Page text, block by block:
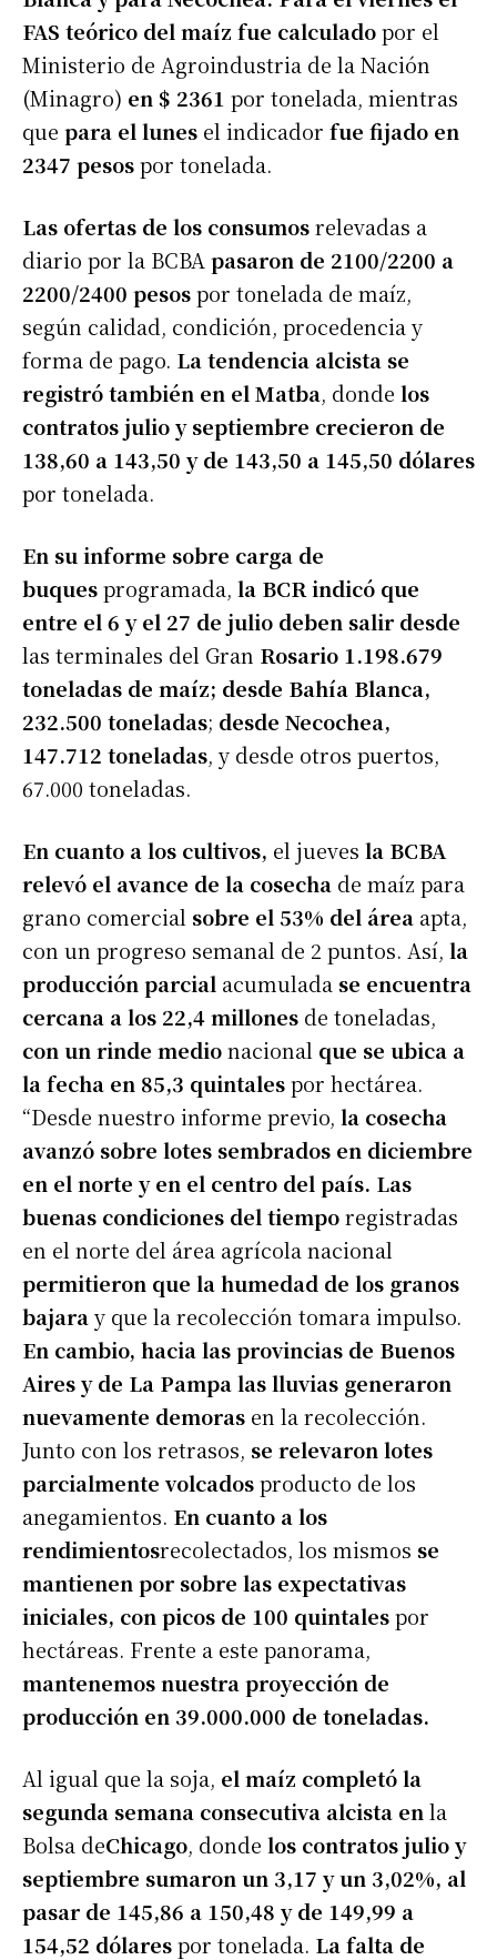
FAS teórico del maíz fue calculadopor el
Ministerio de Agroindustria de la Nación
(Minagro) en $ 2361 por tonelada, mientras
que para el lunes el indicador fue fijado en
2347 pesospor tonelada.
Las ofertas de los consumosrelevadas a
diario por la BCBA pasaron de 2100/2200 a
2200/2400 pesospor tonelada de maíz,
según calidad, condición, procedencia y
forma de pago. La tendencia alcista se
registró también en el Matba, donde los
contratos julio y septiembre crecieron de
138,60 a 143,50 y de 143,50 a 145,50 dólares
por tonelada.
En su informe sobre carga de
buquesprogramada, la BCR indicó que
entre el 6 y el 27 de julio deben salir desde
las terminales del Gran Rosario 1.198.679
toneladas de maíz; desde Bahía Blanca,
232.500 toneladas; desde Necochea,
147.712 toneladas, y desde otros puertos,
67.000 toneladas.
En cuanto a los cultivos, el jueves la BCBA
relevó el avance de la cosecha de maíz para
grano comercial sobre el 53% del área apta,
con un progreso semanal de 2 puntos. Así, la
producción parcial acumulada se encuentra
cercana a los 22,4 millones de toneladas,
con un rinde medionacional que se ubica a
la fecha en 85,3 quintalespor hectárea.
“Desde nuestro informe previo, la cosecha
avanzó sobre lotes sembrados en diciembre
en el norte y en el centro del país. Las
buenas condiciones del tiemporegistradas
en el norte del área agrícola nacional
permitieron que la humedad de los granos
bajaray que la recolección tomara impulso.
En cambio, hacia las provincias de Buenos
Aires y de La Pampa las lluvias generaron
nuevamente demoras en la recolección.
Junto con los retrasos, se relevaron lotes
parcialmente volcadosproducto de los
anegamientos. En cuanto a los
rendimientosrecolectados, los mismos se
mantienen por sobre las expectativas
iniciales, con picos de 100 quintalespor
hectáreas. Frente a este panorama,
mantenemos nuestra proyección de
producción en 39.000.000 de toneladas.
Al igual que la soja, el maíz completó la
segunda semana consecutiva alcista en la
Bolsa deChicago, donde los contratos julio y
septiembre sumaron un 3,17 y un 3,02%, al
pasar de 145,86 a 150,48 y de 149,99 a
154,52 dólarespor tonelada. La falta de